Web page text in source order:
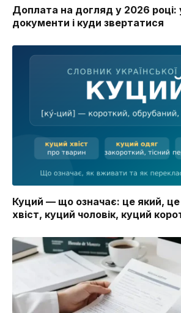
Доплата на догляд у 2026 році:
документи і куди звертатися
Куций — що означає: це який, це
хвіст, куций чоловік, куций